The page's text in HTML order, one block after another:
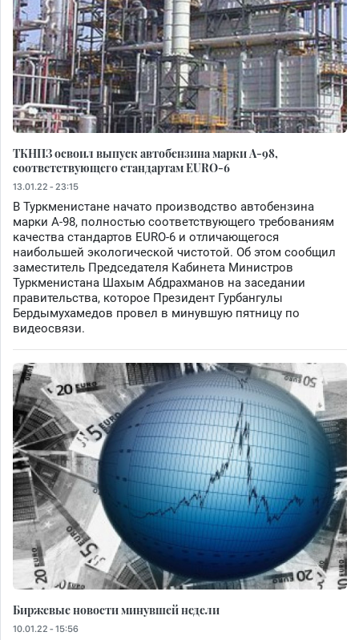
ТКНПЗ освоил выпуск автобензина марки А-98,
соответствующего стандартам EURO-6
13.01.22 - 23:15
В Туркменистане начато производство автобензина
марки А-98, полностью соответствующего требованиям
качества стандартов EURO-6 и отличающегося
наибольшей экологической чистотой. Об этом сообщил
заместитель Председателя Кабинета Министров
Туркменистана Шахым Абдрахманов на заседании
правительства, которое Президент Гурбангулы
Бердымухамедов провел в минувшую пятницу по
видеосвязи.
Биржевые новости минувшей недели
10.01.22 - 15:56